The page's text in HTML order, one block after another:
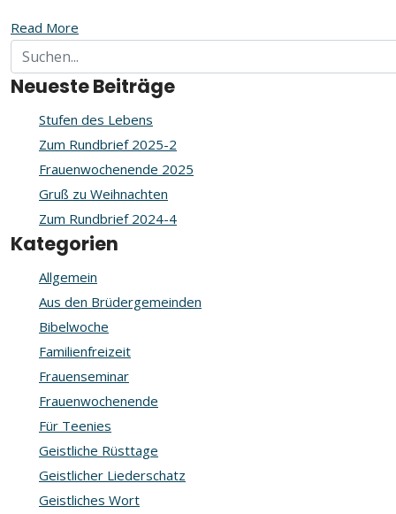
Read More
Neueste Beiträge
Stufen des Lebens
Zum Rundbrief 2025-2
Frauenwochenende 2025
Gruß zu Weihnachten
Zum Rundbrief 2024-4
Kategorien
Allgemein
Aus den Brüdergemeinden
Bibelwoche
Familienfreizeit
Frauenseminar
Frauenwochenende
Für Teenies
Geistliche Rüsttage
Geistlicher Liederschatz
Geistliches Wort